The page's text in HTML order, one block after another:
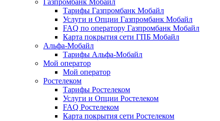
Газпромбанк Мобайл
Тарифы Газпромбанк Мобайл
Услуги и Опции Газпромбанк Мобайл
FAQ по оператору Газпромбанк Мобайл
Карта покрытия сети ГПБ Мобайл
Альфа-Мобайл
Тарифы Альфа-Мобайл
Мой оператор
Мой оператор
Ростелеком
Тарифы Ростелеком
Услуги и Опции Ростелеком
FAQ Ростелеком
Карта покрытия сети Ростелеком